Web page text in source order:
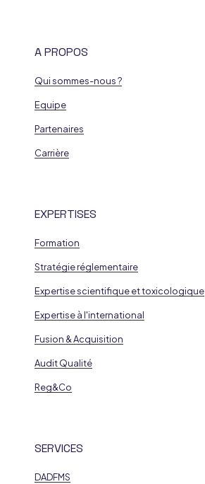
A PROPOS
Qui sommes-nous ?
Equipe
Partenaires
Carrière
EXPERTISES
Formation
Stratégie réglementaire
Expertise scientifique et toxicologique
Expertise à l'international
Fusion & Acquisition
Audit Qualité
Reg&Co
SERVICES
DADFMS